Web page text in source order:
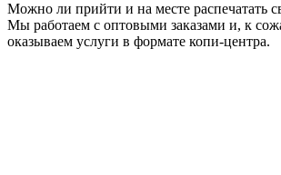
Можно ли прийти и на месте распечатать
Мы работаем с оптовыми заказами и, к
оказываем услуги в формате копи-центра.